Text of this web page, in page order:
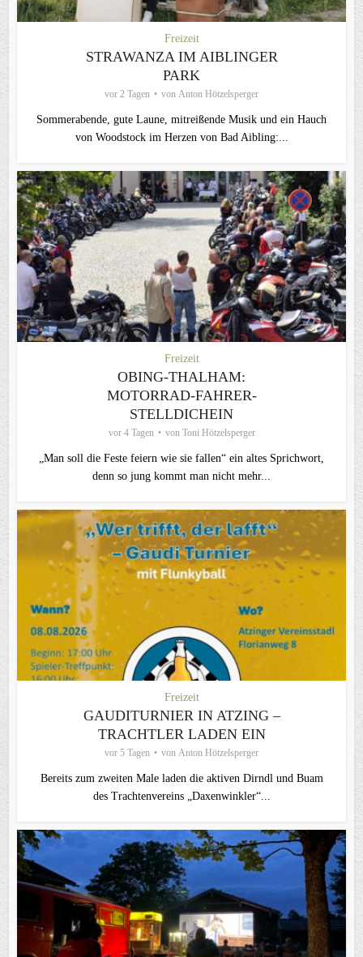
Freizeit
STRAWANZA IM AIBLINGER
PARK
vor 2 Tagen von Anton Hötzelsperger
Sommerabende, gute Laune, mitreißende Musik und ein Hauch
von Woodstock im Herzen von Bad Aibling:...
Freizeit
OBING-THALHAM:
MOTORRAD-FAHRER-
STELLDICHEIN
vor 4 Tagen von Toni Hötzelsperger
„Man soll die Feste feiern wie sie fallen“ ein altes Sprichwort,
denn so jung kommt man nicht mehr...
Freizeit
GAUDITURNIER IN ATZING –
TRACHTLER LADEN EIN
vor 5 Tagen von Anton Hötzelsperger
Bereits zum zweiten Male laden die aktiven Dirndl und Buam
des Trachtenvereins „Daxenwinkler“...